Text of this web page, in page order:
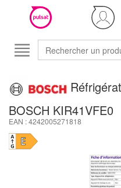
BOSCH KIR41VFE0
EAN : 4242005271818